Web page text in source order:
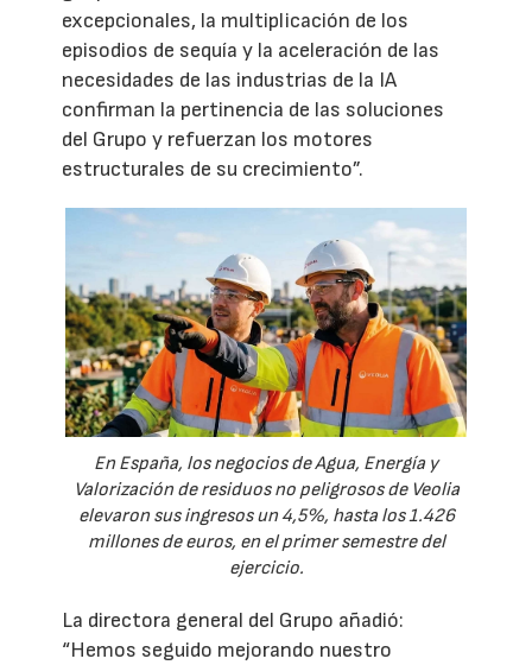
excepcionales, la multiplicación de los
episodios de sequía y la aceleración de las
necesidades de las industrias de la IA
confirman la pertinencia de las soluciones
del Grupo y refuerzan los motores
estructurales de su crecimiento”.
En España, los negocios de Agua, Energía y
Valorización de residuos no peligrosos de Veolia
elevaron sus ingresos un 4,5%, hasta los 1.426
millones de euros, en el primer semestre del
ejercicio.
La directora general del Grupo añadió:
“Hemos seguido mejorando nuestro